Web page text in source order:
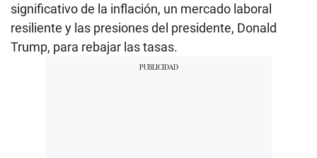
significativo de la inflación, un mercado laboral
resiliente y las presiones del presidente, Donald
Trump, para rebajar las tasas.